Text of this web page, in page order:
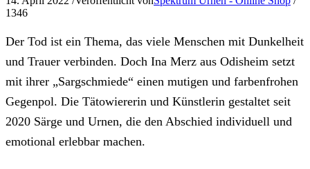
1346
Der Tod ist ein Thema, das viele Menschen mit Dunkelheit
und Trauer verbinden. Doch Ina Merz aus Odisheim setzt
mit ihrer „Sargschmiede“ einen mutigen und farbenfrohen
Gegenpol. Die Tätowiererin und Künstlerin gestaltet seit
2020 Särge und Urnen, die den Abschied individuell und
emotional erlebbar machen.